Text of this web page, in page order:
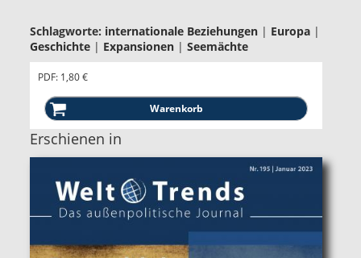
Schlagworte: internationale Beziehungen | Europa |
Geschichte | Expansionen | Seemächte
PDF: 1,80 €
Erschienen in